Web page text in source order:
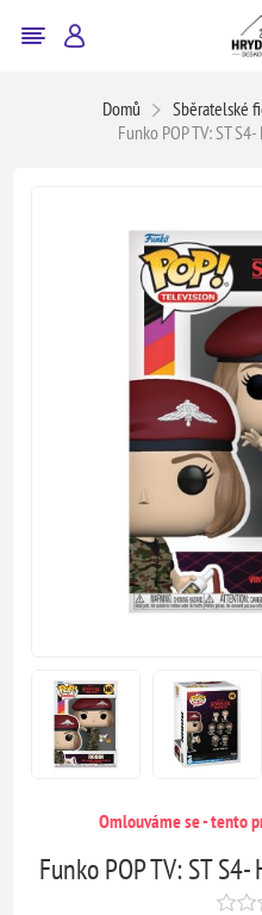
Domů Sběratelské
Funko POP TV: ST
Omlouváme se - tento
Funko POP TV: ST